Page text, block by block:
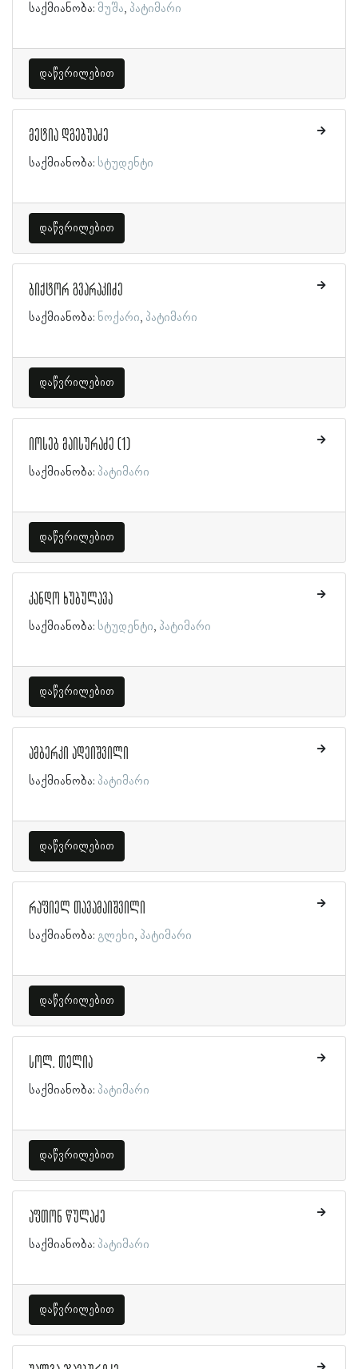
საქმიანობა: მუშა პატიმარი
დაწვრილებით
მეტია დგებუაძე
საქმიანობა: სტუდენტი
დაწვრილებით
ბიქტორ გვარაკიძე
საქმიანობა: ნოქარი პატიმარი
დაწვრილებით
იოსებ მაისურაძე (1)
საქმიანობა: პატიმარი
დაწვრილებით
კანდო ხუბულავა
საქმიანობა: სტუდენტი პატიმარი
დაწვრილებით
ამბერკი ადეიშვილი
საქმიანობა: პატიმარი
დაწვრილებით
რაფიელ თავამაიშვილი
საქმიანობა: გლეხი პატიმარი
დაწვრილებით
სოლ. თელია
საქმიანობა: პატიმარი
დაწვრილებით
აფთონ წულაძე
საქმიანობა: პატიმარი
დაწვრილებით